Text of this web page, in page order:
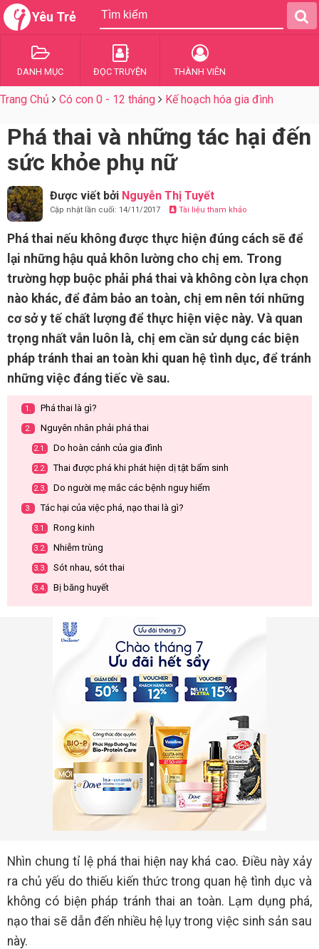
Yêu Trẻ
DANH MỤC ĐỌC TRUYỆN THÀNH VIÊN
Trang Chủ Có con 0 - 12 tháng Kế hoạch hóa gia đình
Phá thai và những tác hại đến
sức khỏe phụ nữ
Được viết bởi Nguyễn Thị Tuyết
Cập nhật lần cuối: 14/11/2017 Tài liệu tham khảo
Phá thai nếu không được thực hiện đúng cách sẽ để
lại những hậu quả khôn lường cho chị em. Trong
trường hợp buộc phải phá thai và không còn lựa chọn
nào khác, để đảm bảo an toàn, chị em nên tới những
cơ sở y tế chất lượng để thực hiện việc này. Và quan
trọng nhất vẫn luôn là, chị em cần sử dụng các biện
pháp tránh thai an toàn khi quan hệ tình dục, để tránh
những việc đáng tiếc về sau.
1. Phá thai là gì?
2. Nguyên nhân phải phá thai
2.1. Do hoàn cảnh của gia đình
2.2. Thai được phá khi phát hiện dị tật bẩm sinh
2.3. Do người mẹ mắc các bệnh nguy hiểm
3. Tác hại của việc phá, nạo thai là gì?
3.1. Rong kinh
3.2. Nhiễm trùng
3.3. Sót nhau, sót thai
3.4. Bị băng huyết
Nhìn chung tỉ lệ phá thai hiện nay khá cao. Điều này xảy
ra chủ yếu do thiếu kiến thức trong quan hệ tình dục và
không có biện pháp tránh thai an toàn. Lạm dụng phá,
nạo thai sẽ dẫn đến nhiều hệ lụy trong việc sinh sản sau
này.